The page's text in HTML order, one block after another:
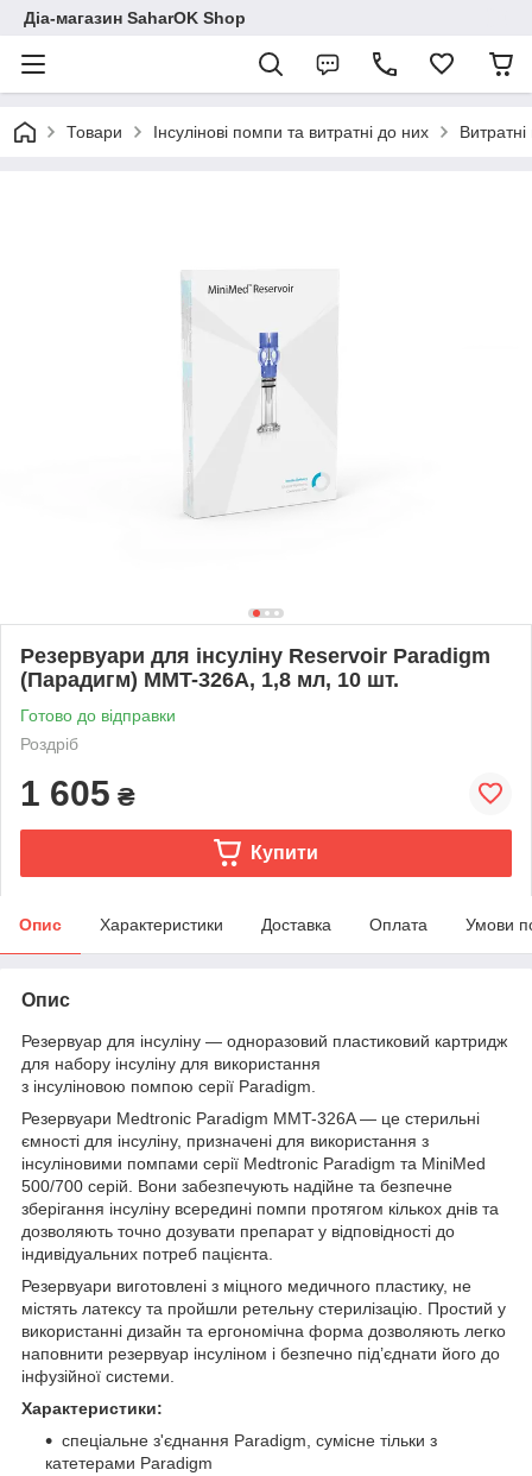
Діа-магазин SaharOK Shop
Товари Інсулінові помпи та витратні до них
Резервуари для інсуліну Reservoir Paradigm
(Парадигм) MMT-326A, 1,8 мл, 10 шт.
Готово до відправки
Роздріб
1 605 ₴
Купити
Опис Характеристики Доставка Оплата Умови
Опис
Резервуар для інсуліну — одноразовий пластиковий картридж
для набору інсуліну для використання
з інсуліновою помпою серії Paradigm.
Резервуари Medtronic Paradigm MMT-326A — це стерильні
ємності для інсуліну, призначені для використання з
інсуліновими помпами серії Medtronic Paradigm та MiniMed
500/700 серій. Вони забезпечують надійне та безпечне
зберігання інсуліну всередині помпи протягом кількох днів та
дозволяють точно дозувати препарат у відповідності до
індивідуальних потреб пацієнта.
Резервуари виготовлені з міцного медичного пластику, не
містять латексу та пройшли ретельну стерилізацію. Простий у
використанні дизайн та ергономічна форма дозволяють легко
наповнити резервуар інсуліном і безпечно під’єднати його до
інфузійної системи.
Характеристики:
спеціальне з'єднання Paradigm, сумісне тільки з
катетерами Paradigm